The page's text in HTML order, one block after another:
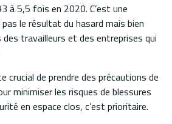
à 5,5 fois en 2020. C’est une
le résultat du hasard mais bien
travailleurs et des entreprises qui
crucial de prendre des précautions de
minimiser les risques de blessures
en espace clos, c’est prioritaire.